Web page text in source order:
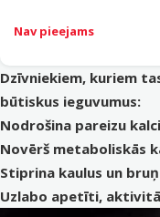
Nav pieejams
Dzīvniekiem, kuriem
būtiskus ieguvumus:
Nodrošina pareizu
Novērš metaboliskās
Stiprina kaulus un
Uzlabo apetīti,